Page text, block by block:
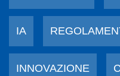
IA
INNOVAZIONE